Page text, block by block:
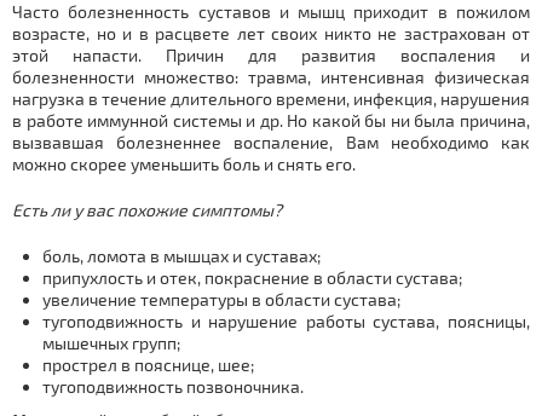
Часто болезненность суставов и мышц приходит в пожилом
возрасте, но и в расцвете лет своих никто не застрахован от
этой напасти. Причин для развития воспаления и
болезненности множество: травма, интенсивная физическая
нагрузка в течение длительного времени, инфекция, нарушения
в работе иммунной системы и др. Но какой бы ни была причина,
вызвавшая болезненнее воспаление, Вам необходимо как
можно скорее уменьшить боль и снять его.
Есть ли у вас похожие симптомы?
боль, ломота в мышцах и суставах;
припухлость и отек, покраснение в области сустава;
увеличение температуры в области сустава;
тугоподвижность и нарушение работы сустава, поясницы,
мышечных групп;
прострел в пояснице, шее;
тугоподвижность позвоночника.